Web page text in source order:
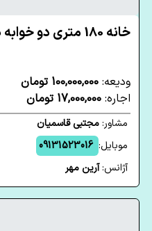
خانه 180 متری دو خوابه در خیابان صحرا یزد
ودیعه: 100,000,000 تومان
اجاره: 17,000,000 تومان
مشاور:مجتبی قاسمیان
موبایل: 09131523016
آژانس:آرین مهر